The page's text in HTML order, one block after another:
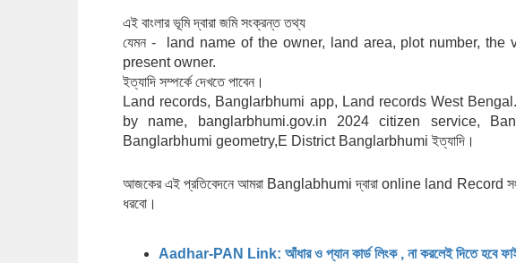
এই বাংলার ভূমি দ্বারা জমি সংক্রন্ত তথ্য
যেমন -  land name of the owner, land area, plot number,
present owner.
ইত্যাদি সম্পর্কে দেখতে পাবেন।
Land records, Banglarbhumi app, Land records West
by name, banglarbhumi.gov.in 2024 citizen service,
Banglarbhumi geometry,E District Banglarbhumi ইত্যাদি।
আজকের এই প্রতিবেদনে আমরা Banglabhumi দ্বারা online land Record
ধরবো।
Aadhar-PAN Link: আঁধার ও প্যান কার্ড লিংক , না করলেই দিতে হবে